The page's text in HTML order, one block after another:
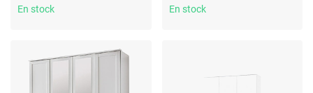
En stock En stock